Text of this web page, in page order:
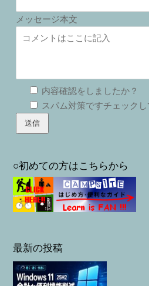
メッセージ本文
内容確認をしましたか？
スパム対策ですチェックし
○初めての方はこちらから
最新の投稿